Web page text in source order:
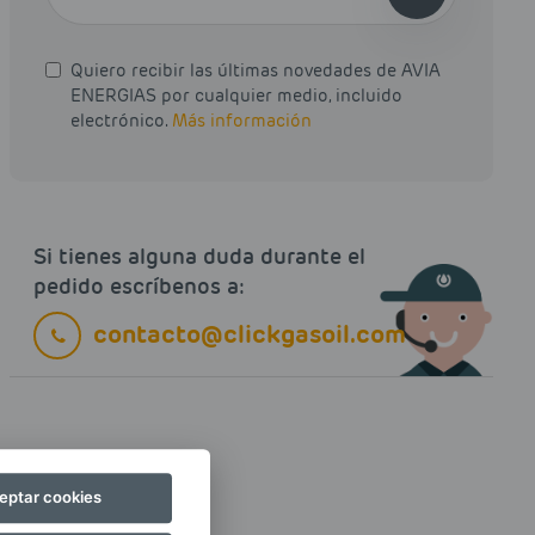
Quiero recibir las últimas novedades de AVIA
ENERGIAS por cualquier medio, incluido
electrónico. Más información
Si tienes alguna duda durante el
pedido escríbenos a:
contacto@clickgasoil.com
cookies